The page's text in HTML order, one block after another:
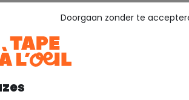
Doorgaan zonder te